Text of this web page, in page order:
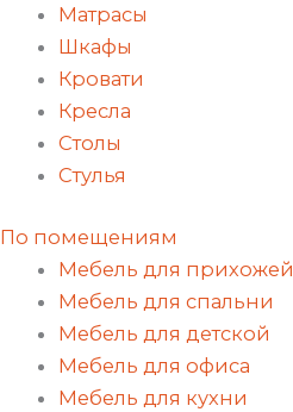
Матрасы
Шкафы
Кровати
Кресла
Столы
Стулья
По помещениям
Мебель для прихожей
Мебель для спальни
Мебель для детской
Мебель для офиса
Мебель для кухни